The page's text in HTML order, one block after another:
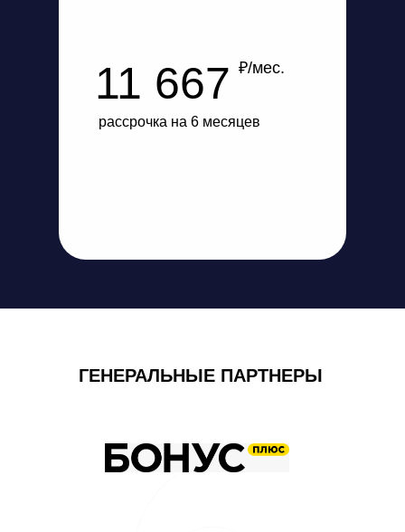
₽/мес.
11 667
рассрочка на 6 месяцев
ГЕНЕРАЛЬНЫЕ ПАРТНЕРЫ